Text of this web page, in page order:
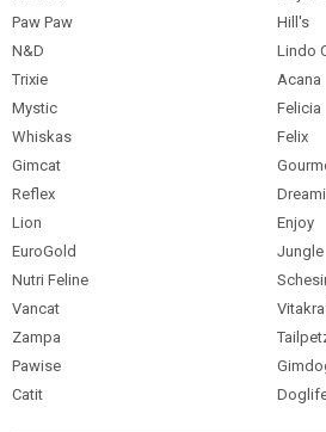
Paw Paw
Hill's
N&D
Lindo
Trixie
Acana
Mystic
Felicia
Whiskas
Felix
Gimcat
Reflex
Lion
Enjoy
EuroGold
Jungle
Nutri Feline
Vancat
Zampa
Pawise
Catit